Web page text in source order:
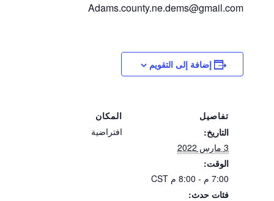
Adams.county.ne.dems@gmail.com
إضافة إلى التقويم
تفاصيل
التاريخ:
3 مارس 2022
الوقت:
7:00 م - 8:00 م
CST
فئات حدث:
المكان
افتراضية